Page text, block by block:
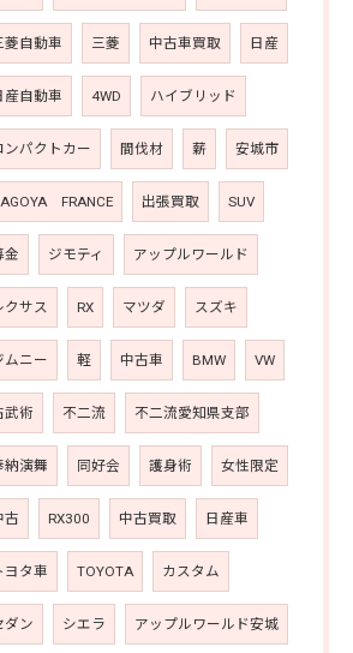
菱自動車 三菱 中古車買取 日産
産自動車 4WD ハイブリッド
ンパクトカー 間伐材 薪 安城市
FRANCE 出張買取 SUV
金 ジモティ アップルワールド
クサス RX マツダ スズキ
ムニー 軽 中古車 BMW VW
武術 不二流 不二流愛知県支部
納演舞 同好会 護身術 女性限定
古 RX300 中古買取 日産車
ヨタ車 TOYOTA カスタム
ダン シエラ アップルワールド安城